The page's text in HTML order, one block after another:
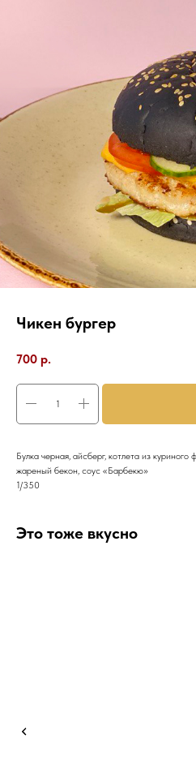
Чикен бургер
700 р.
Булка черная, айсберг, котлета из куриного
жареный бекон, соус «Барбекю»
1/350
Это тоже вкусно